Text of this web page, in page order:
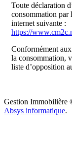
Toute déclaration
consommation par
internet suivante :
https://
Conformément
la consommation,
liste d’opposition
Gestion Immobilière
Absys informatique.